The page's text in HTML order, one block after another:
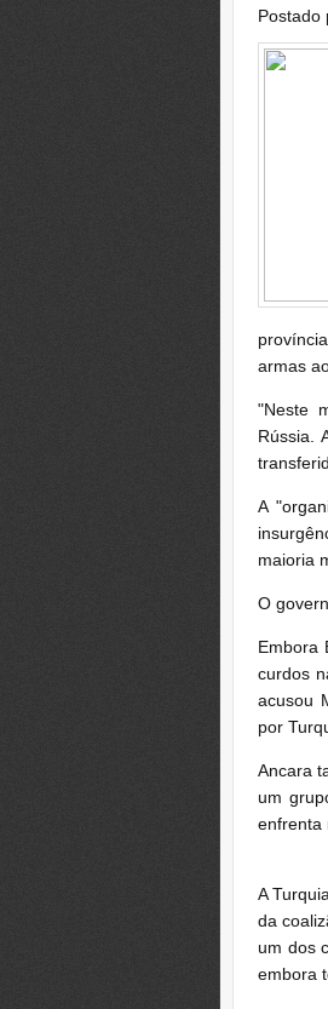
Postado
armas
"Neste
Rússia.
A
maioria
O
Embora
curdos
acusou
por
Ancara
um
enfrenta
A
da
um dos
embora